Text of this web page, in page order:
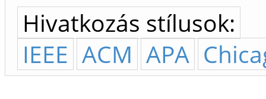
Hivatkozás stílusok:
IEEE ACM APA